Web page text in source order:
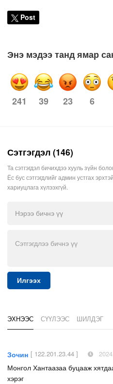
Post
Энэ мэдээ танд ямар
241 39 23 6
Сэтгэгдэл (146)
Та сэтгэгдэл бичихдээ хууль зүйн
Ёс бус сэтгэгдлийг админ устгах
хариуцлага хүлээхгүй.
Илгээх
ЭХНЭЭС СҮҮЛЭЭС ШИЛДЭГ
Зочин [ 122.201.23.44 ]
Монгол Хантаазаа буцааж
хэрэг